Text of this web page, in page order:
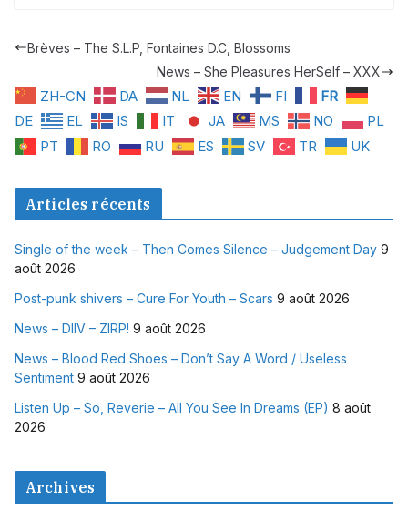
Brèves – The S.L.P, Fontaines D.C, Blossoms
News – She Pleasures HerSelf – XXX
ZH-CN DA NL EN FI
FR
DE
EL IS IT JA MS NO
PL
PT
RO RU ES SV TR UK
Articles récents
Single of the week – Then Comes Silence – Judgement Day 9
août 2026
Post-punk shivers – Cure For Youth – Scars 9 août 2026
News – DIIV – ZIRP! 9 août 2026
News – Blood Red Shoes – Don’t Say A Word / Useless
Sentiment 9 août 2026
Listen Up – So, Reverie – All You See In Dreams (EP) 8 août
2026
Archives